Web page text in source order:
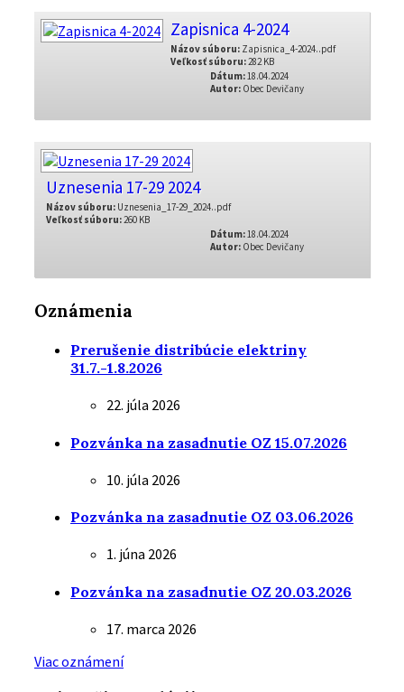
Zapisnica 4-2024
Názov súboru: Zapisnica_4-2024..pdf
Veľkosť súboru:282 KB
Dátum:18.04.2024
Autor: Obec Devičany
Uznesenia 17-29 2024
Názov súboru: Uznesenia_17-29_2024..pdf
Veľkosť súboru:260 KB
Dátum:18.04.2024
Autor: Obec Devičany
Oznámenia
Prerušenie distribúcie elektriny
31.7.-1.8.2026
22. júla 2026
Pozvánka na zasadnutie OZ 15.07.2026
10. júla 2026
Pozvánka na zasadnutie OZ 03.06.2026
1. júna 2026
Pozvánka na zasadnutie OZ 20.03.2026
17. marca 2026
Viac oznámení